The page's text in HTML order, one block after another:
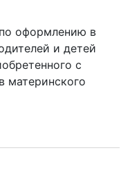
оформлению в
и детей
с
материнского